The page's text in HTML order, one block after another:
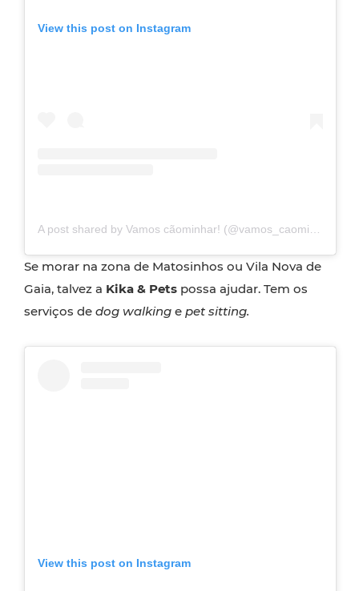
View this post on Instagram
Se morar na zona de Matosinhos ou Vila Nova de
Gaia, talvez a Kika & Pets possa ajudar. Tem os
serviços de dog walking e pet sitting.
View this post on Instagram